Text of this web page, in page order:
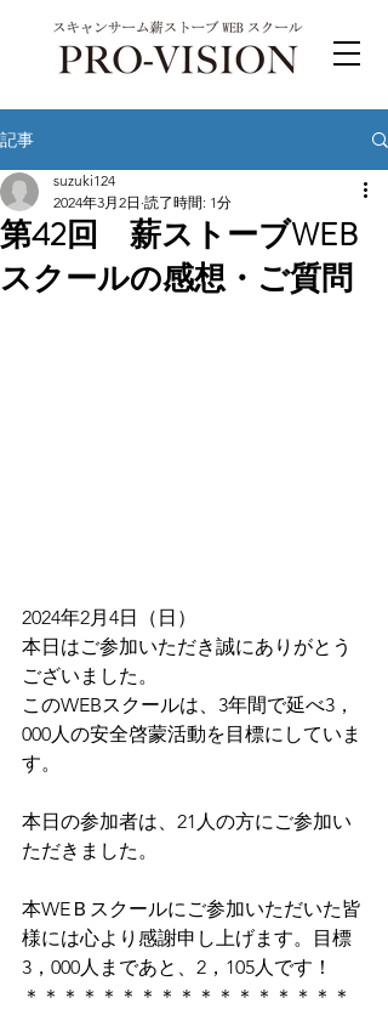
記事
第42回 薪ストーブWEB
スクールの感想・ご質問
suzuki124
2024年3月2日 読了時間: 1分
2024年2月4日（日）
本日はご参加いただき誠にありがとう
ございました。
このWEBスクールは、3年間で延べ3，
000人の安全啓蒙活動を目標にしていま
す。
本日の参加者は、21人の方にご参加い
ただきました。
本WEＢスクールにご参加いただいた皆
様には心より感謝申し上げます。目標
3，000人まであと、2，105人です！
＊＊＊＊＊＊＊＊＊＊＊＊＊＊＊＊＊